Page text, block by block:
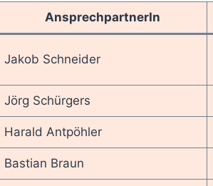
AnsprechpartnerIn
Jakob Schneider
Jörg Schürgers
Harald Antpöhler
Bastian Braun